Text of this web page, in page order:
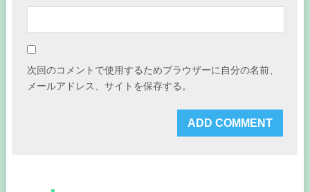
次回のコメントで使用するためブラウザーに自分の名前、
メールアドレス、サイトを保存する。